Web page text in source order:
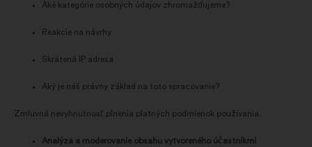
Aké kategórie osobných údajov zhromažďujeme?
Reakcie na návrhy
Skrátená IP adresa
Aký je náš právny základ na toto spracovanie?
Zmluvná nevyhnutnosť plnenia platných podmienok používania.
Analýza a moderovanie obsahu vytvoreného účastníkmi